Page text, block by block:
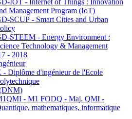
IOT - Internet of Things : Innovation
Management Program (IoT)
SCUP - Smart Cities and Urban
STEEM - Energy Environment :
Technology & Management
- 2018
- Diplôme d'ingénieur de l'Ecole
- M1 FODQ - Maj. QMI -
mathematiques, informatique